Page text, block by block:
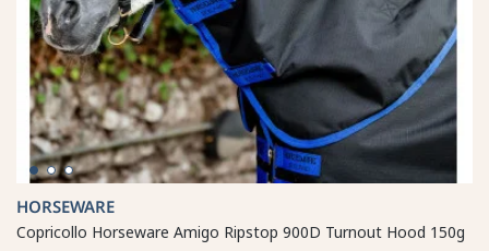
HORSEWARE
Copricollo Horseware Amigo Ripstop 900D Turnout Hood 150g